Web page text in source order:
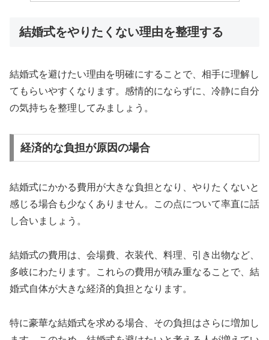
結婚式をやりたくない理由を整理する
結婚式を避けたい理由を明確にすることで、相手に理解し
てもらいやすくなります。感情的にならずに、冷静に自分
の気持ちを整理してみましょう。
経済的な負担が原因の場合
結婚式にかかる費用が大きな負担となり、やりたくないと
感じる場合も少なくありません。この点について率直に話
し合いましょう。
結婚式の費用は、会場費、衣装代、料理、引き出物など、
多岐にわたります。これらの費用が積み重なることで、結
婚式自体が大きな経済的負担となります。
特に豪華な結婚式を求める場合、その負担はさらに増加し